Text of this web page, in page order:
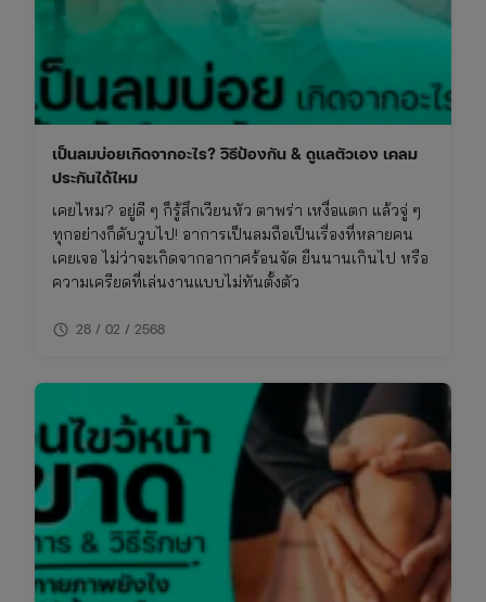
เป็นลมบ่อยเกิดจากอะไร? วิธีป้องกัน & ดูแลตัวเอง เคลม
ประกันได้ไหม
เคยไหม? อยู่ดี ๆ ก็รู้สึกเวียนหัว ตาพร่า เหงื่อแตก แล้วจู่ ๆ
ทุกอย่างก็ดับวูบไป! อาการเป็นลมถือเป็นเรื่องที่หลายคน
เคยเจอ ไม่ว่าจะเกิดจากอากาศร้อนจัด ยืนนานเกินไป หรือ
ความเครียดที่เล่นงานแบบไม่ทันตั้งตัว
schedule 28 / 02 / 2568